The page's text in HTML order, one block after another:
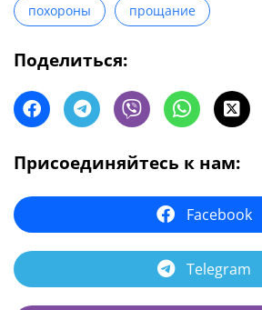
похороны прощание
Поделиться:
Присоединяйтесь к нам:
Facebook
Telegram